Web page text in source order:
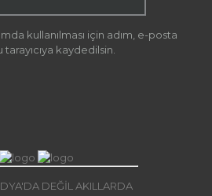
kullanılması için adım, e-posta
kaydedilsin.
DEĞİL AKILLARDA